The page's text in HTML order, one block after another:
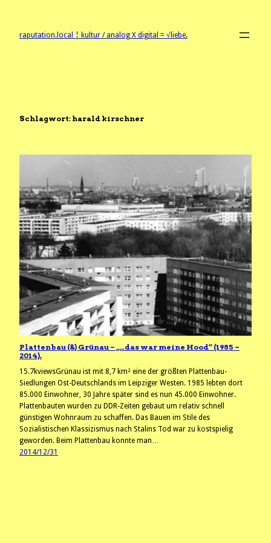
springenraputation.local ¦ kultur / analog X digital = √liebe.
Schlagwort: harald kirschner
Plattenbau (&) Grünau – „…das war meine Hood“ (1985 –
2014).
15.7kviewsGrünau ist mit 8,7 km² eine der größten Plattenbau-
Siedlungen Ost-Deutschlands im Leipziger Westen. 1985 lebten dort
85.000 Einwohner, 30 Jahre später sind es nun 45.000 Einwohner.
Plattenbauten wurden zu DDR-Zeiten gebaut um relativ schnell
günstigen Wohnraum zu schaffen. Das Bauen im Stile des
Sozialistischen Klassizismus nach Stalins Tod war zu kostspielig
geworden. Beim Plattenbau konnte man…
2014/12/31